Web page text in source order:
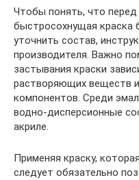
Чтобы понять, что
быстросохнущая краска
уточнить состав,
производителя. Важно
застывания краски
растворяющих веществ
компонентов. Среди
водно-дисперсионные
акриле.
Применяя краску,
следует обязательно